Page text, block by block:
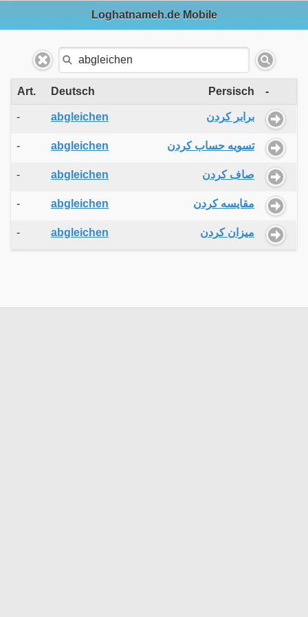
Loghatnameh.de Mobile
Art. Deutsch Persisch -
- abgleichen برابر کردن
- abgleichen تسویه حساب کردن
- abgleichen صاف کردن
- abgleichen مقایسه کردن
- abgleichen میزان کردن